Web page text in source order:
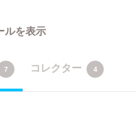
ルを表示
7 コレクター 4